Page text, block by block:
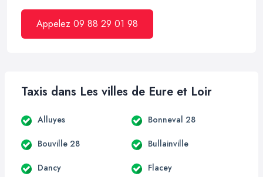
Appelez 09 88 29 01 98
Taxis dans Les villes de Eure et Loir
Alluyes Bonneval 28
Bouville 28 Bullainville
Dancy Flacey